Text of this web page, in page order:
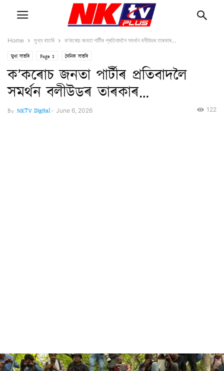
Home মুখ্য বাতৰি ক’কৰোচ জনতা পাৰ্টীৰ প্ৰতিবাদলৈ সমৰ্থন বলীউডৰ তাৰকাৰ…
মুখ্য বাতৰি Page 3 দৈনিক বাতৰি
ক’কৰোচ জনতা পাৰ্টীৰ প্ৰতিবাদলৈ
সমৰ্থন বলীউডৰ তাৰকাৰ…
By NKTV Digital- June 6, 2026 122